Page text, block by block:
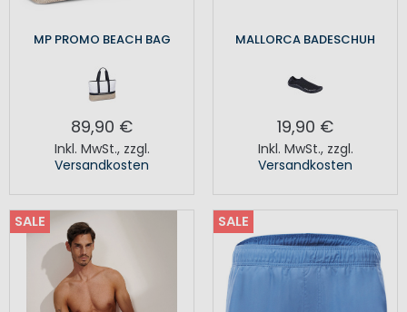
MP PROMO BEACH BAG
89,90 €
Inkl. MwSt., zzgl.
Versandkosten
MALLORCA BADESCHUH
19,90 €
Inkl. MwSt., zzgl.
Versandkosten
SALE SALE